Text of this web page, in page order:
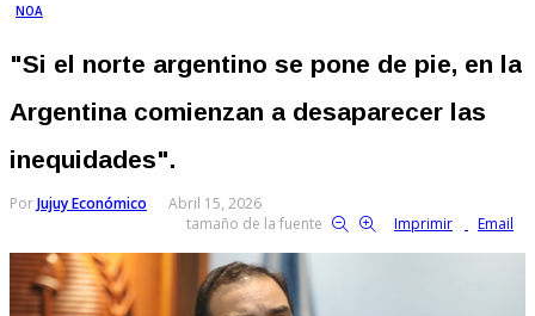
NOA
"Si el norte argentino se pone de pie, en la
Argentina comienzan a desaparecer las
inequidades".
PorJujuy Económico
Abril 15, 2026
tamaño de la fuente
Imprimir Email